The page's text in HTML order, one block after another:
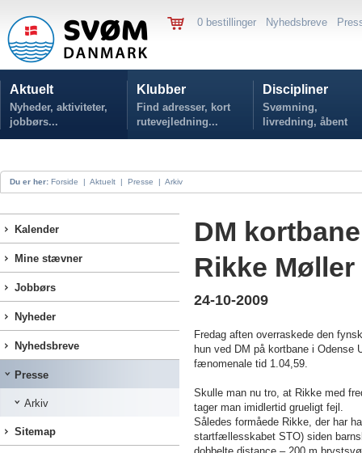
0 bestillinger Nyhedsbreve
Aktuelt
Nyheder, aktiviteter,
jobbørs...
Klubber
Find adresser, kort
rutevejledning...
Discipliner
Svømning,
livredning, åbent
vand...
Du er her: Forside | Aktuelt | Presse | Arkiv
Kalender
Mine stævner
Jobbørs
Nyheder
Nyhedsbreve
Presse
Arkiv
Sitemap
DM
Rikke
24-10-2009
Fredag aften overraskede den
hun ved DM på kortbane i
fænomenale tid 1.04,59.
Skulle man nu tro, at Rikke med
tager man imidlertid grueligt fejl.
Således formåede Rikke, der har
startfællesskabet STO) siden